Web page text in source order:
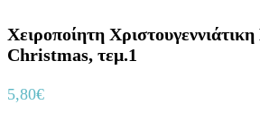
Χειροποίητη
Christmas, τεμ.1
5,80€